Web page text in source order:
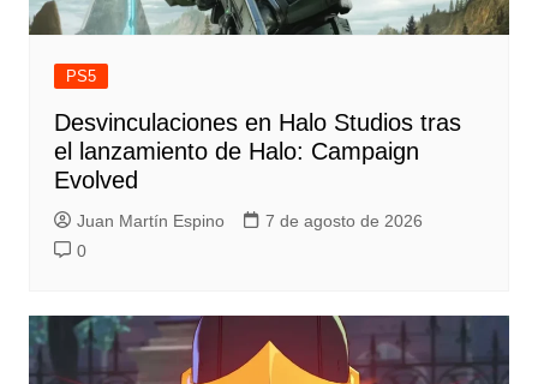
PS5
Desvinculaciones en Halo Studios tras
el lanzamiento de Halo: Campaign
Evolved
Juan Martín Espino
7 de agosto de 2026
0